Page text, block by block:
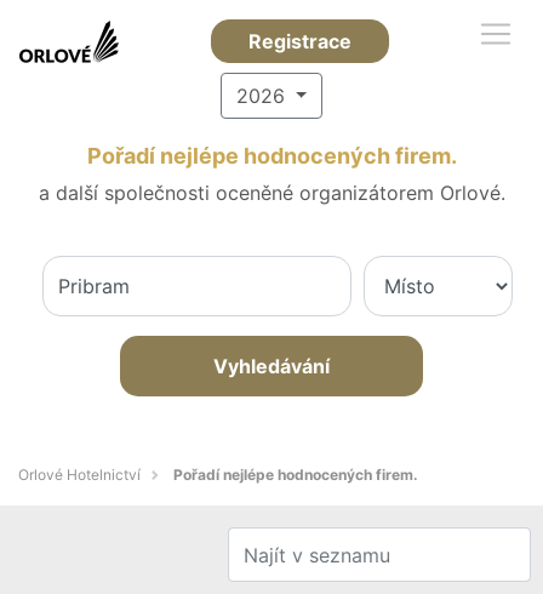
Registrace
2026
Pořadí nejlépe hodnocených firem.
a další společnosti oceněné organizátorem Orlové.
Vyhledávání
Orlové Hotelnictví Pořadí nejlépe hodnocených firem.